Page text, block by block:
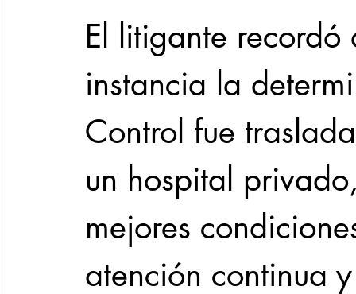
El litigante
instancia la
Control fue
un hospital
mejores
atención continua